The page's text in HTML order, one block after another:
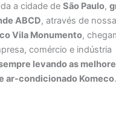
a cidade deSão Paulo,
ABCD, através de
Vila Monumento,
comércio e indústria
levando as
ar-condicionado Komeco.